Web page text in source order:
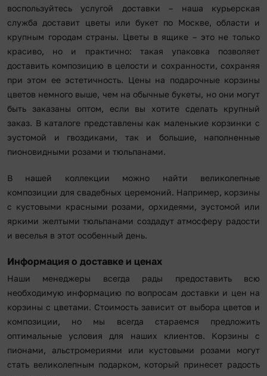
воспользуйтесь услугой доставки – наша курьерская
служба доставит цветы или букет по Москве, области и
крупным городам страны. Цветы в ящике – это не только
красиво, но и практично: такая упаковка позволяет
доставить композицию в целости и сохранности, сохраняя
при этом ее эстетичность. Цены на подарочные корзины
цветов немного выше, чем на обычные букеты, но они могут
быть заказаны оптом, если вы хотите сделать крупный
заказ. В каталоге представлены как маленькие корзинки с
эустомой и гвоздиками, так и большие, наполненные
пионовидными розами и тюльпанами.
В нашей коллекции можно найти великолепные
композиции для свадебных церемоний. Например, корзины
с кустовыми красными розами, орхидеями, эустомой или
яркими желтыми тюльпанами создадут атмосферу радости
и веселья в этот особенный день.
Информация о доставке и ценах
Наши менеджеры всегда рады предоставить всю
необходимую информацию по вопросам доставки и цен на
корзины с цветами. Стоимость зависит от выбора цветов и
композиции, но мы всегда стараемся предложить
оптимальные условия для наших клиентов. Корзины с
пионами, альстромериями или кустовыми розами могут
стать великолепным подарком, который принесет радость